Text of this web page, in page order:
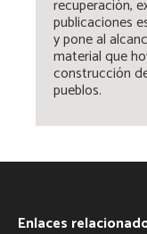
recuperación,
publicaciones
y pone al
material que
construcción
pueblos.
Enlaces